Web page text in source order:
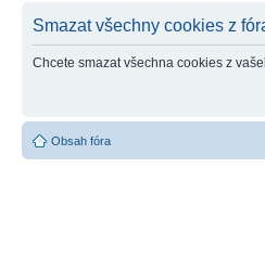
Smazat všechny cookies z
Chcete smazat všechna cookies z
Obsah fóra